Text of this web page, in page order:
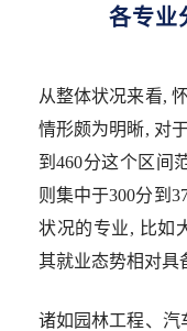
各专业
从整体状况来看,
情形颇为明晰, 对
到460分这个区间
则集中于300分到
状况的专业, 比如
其就业态势相对具
诸如园林工程、汽